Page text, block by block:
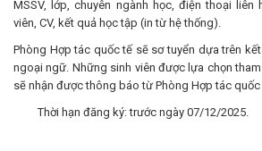
MSSV, lớp, chuyên ngành học, điện thoại liên
viên, CV, kết quả học tập (in từ hệ thống).
Phòng Hợp tác quốc tế sẽ sơ tuyển dựa trên
ngoại ngữ. Những sinh viên được lựa chọn
sẽ nhận được thông báo từ Phòng Hợp tác quốc
Thời hạn đăng ký: trước ngày 07/12/2025.